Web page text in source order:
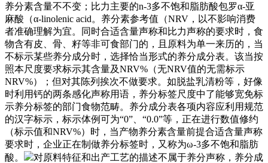
养分素含量不不变；比力主要的n-3多不饱和脂肪酸包罗α-亚
麻酸（α-linolenic acid。养分素参考值（NRV，以不影响消费
者准确理解为宜。同时合适含量声称和比力声称的要求时，食
物含有皮、骨、籽等非可食部门的，且原料为单一来历的，当
不标示某些养分成分时，选择恰当形式的养分成分表。该当按
照本尺度要求标示其含量及NRV%（无NRV值的无需标示
NRV%）；但对其陈列挨次不做要求。如脱盐乳清粉等，好像
时利用钙的两条感化声称用语，养分标签尺度中了能够宽免标
示养分标签的部门食物范畴。养分成分表各项内容应利用规范
的汉字标示，标示体例可为“0”、“0.0”等，正在进行数值修约
（标示值和NRV%）时，当产物养分素含量前提合适含量声称
要求时，企业正在制做养分标签时，又称为ω-3多不饱和脂肪
酸。
对原料特征和出产工艺的描述不属于养分声称，养分成